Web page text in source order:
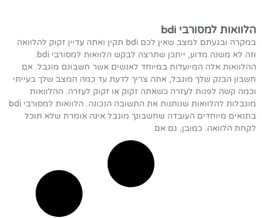
הלוואות למסורבי bdi
במקרה ובגעתם למצב שאין לכם bdi תקין ואתה עדיין זקוק להלוואה
וזה לא משנה מדוע, ייתכן שתרצה לבקש הלוואות למסורבי bdi.
ההלוואות אלה המיועדות במיוחד לאנשים אשר חשבונם מוגבל. אם
חשבון הבנק שלך מוגבל, אתה צריך לדעת עד כמה המצב שלך בעייתי
וכמה קשה לפנות לעזרה כשאתה זקוק או זקוק לעזרה. ההלוואות
מוגבלות להלוואות שנותנות את התשובה הנכונה. הלוואות למסורבי bdi
בתנאים מיוחדים העובדה שחשבונך מוגבל אינה אומרת שלא תוכל
לקחת הלוואה. כמובן, גם אם